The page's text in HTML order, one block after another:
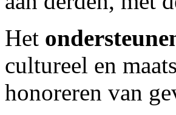
Het
cultureel en
honoreren van